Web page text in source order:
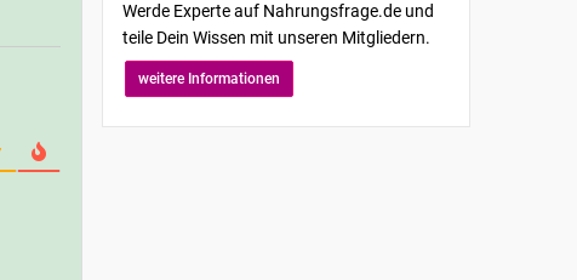
Werde Experte auf Nahrungsfrage.de und
teile Dein Wissen mit unseren Mitgliedern.
weitere Informationen